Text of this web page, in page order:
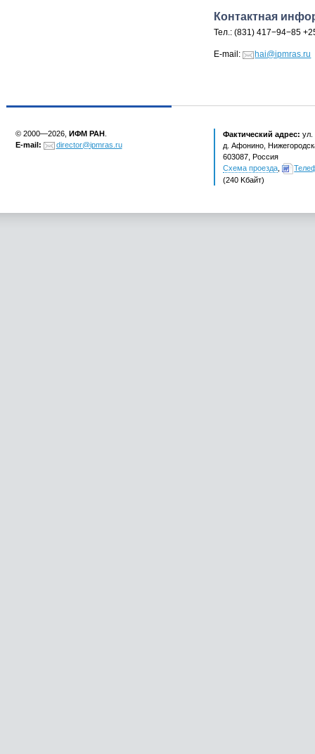
Контактная
Тел.: (831) 417−94−85
E-mail: hai@ipmras.ru
© 2000—2026,ИФМ РАН
E-mail:
director@ipmras.ru
Фактический адрес: ул.
д. Афонино,
603087, Россия
Схема проезда ,
(240 Kбайт)